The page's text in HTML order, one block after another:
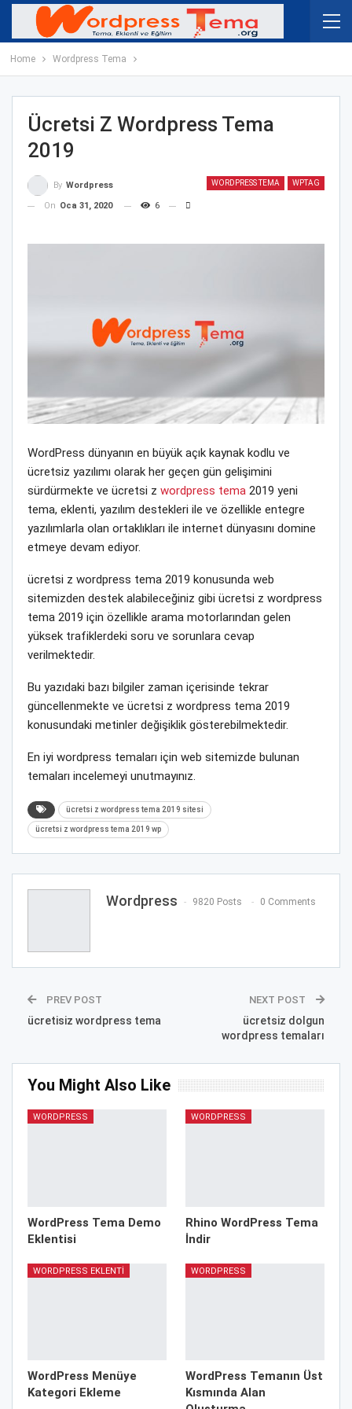
Home Wordpress Tema
Ücretsi Z Wordpress Tema
2019
WORDPRESS TEMA WPTAG
By Wordpress
On Oca 31, 2020 6
WordPress dünyanın en büyük açık kaynak kodlu ve
ücretsiz yazılımı olarak her geçen gün gelişimini
sürdürmekte ve ücretsi z wordpress tema 2019 yeni
tema, eklenti, yazılım destekleri ile ve özellikle entegre
yazılımlarla olan ortaklıkları ile internet dünyasını domine
etmeye devam ediyor.
ücretsi z wordpress tema 2019 konusunda web
sitemizden destek alabileceğiniz gibi ücretsi z wordpress
tema 2019 için özellikle arama motorlarından gelen
yüksek trafiklerdeki soru ve sorunlara cevap
verilmektedir.
Bu yazıdaki bazı bilgiler zaman içerisinde tekrar
güncellenmekte ve ücretsi z wordpress tema 2019
konusundaki metinler değişiklik gösterebilmektedir.
En iyi wordpress temaları için web sitemizde bulunan
temaları incelemeyi unutmayınız.
ücretsi z wordpress tema 2019 sitesi
ücretsi z wordpress tema 2019 wp
Wordpress 9820 Posts 0 Comments
PREV POST
ücretisiz wordpress tema
NEXT POST
ücretsiz dolgun
wordpress temaları
You Might Also Like
WORDPRESS
WordPress Tema Demo
Eklentisi
WORDPRESS
Rhino WordPress Tema
İndir
WORDPRESS EKLENTI
WordPress Menüye
Kategori Ekleme
WORDPRESS
WordPress Temanın Üst
Kısmında Alan